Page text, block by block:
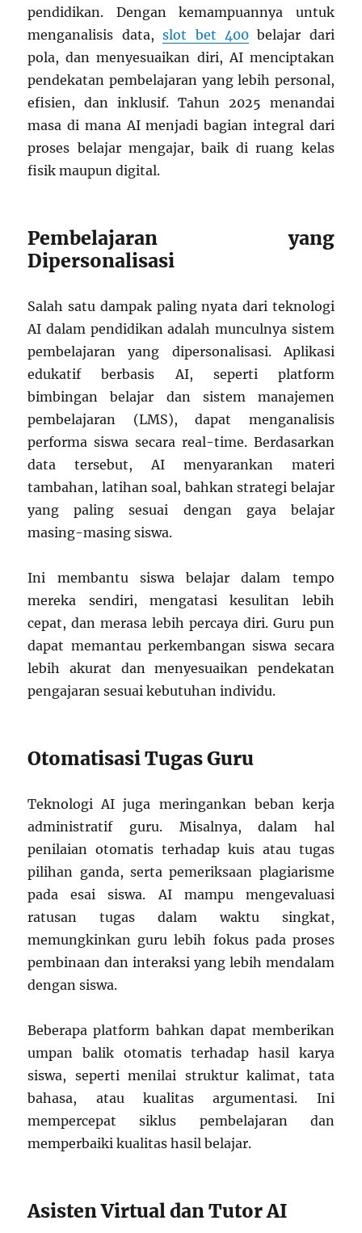
pendidikan. Dengan kemampuannya untuk
menganalisis data,slot bet 400belajar dari
pola, dan menyesuaikan diri, AI menciptakan
pendekatan pembelajaran yang lebih personal,
efisien, dan inklusif. Tahun 2025 menandai
masa di mana AI menjadi bagian integral dari
proses belajar mengajar, baik di ruang kelas
fisik maupun digital.
Pembelajaran yang
Dipersonalisasi
Salah satu dampak paling nyata dari teknologi
AI dalam pendidikan adalah munculnya sistem
pembelajaran yang dipersonalisasi. Aplikasi
edukatif berbasis AI, seperti platform
bimbingan belajar dan sistem manajemen
pembelajaran (LMS), dapat menganalisis
performa siswa secara real-time. Berdasarkan
data tersebut, AI menyarankan materi
tambahan, latihan soal, bahkan strategi belajar
yang paling sesuai dengan gaya belajar
masing-masing siswa.
Ini membantu siswa belajar dalam tempo
mereka sendiri, mengatasi kesulitan lebih
cepat, dan merasa lebih percaya diri. Guru pun
dapat memantau perkembangan siswa secara
lebih akurat dan menyesuaikan pendekatan
pengajaran sesuai kebutuhan individu.
Otomatisasi Tugas Guru
Teknologi AI juga meringankan beban kerja
administratif guru. Misalnya, dalam hal
penilaian otomatis terhadap kuis atau tugas
pilihan ganda, serta pemeriksaan plagiarisme
pada esai siswa. AI mampu mengevaluasi
ratusan tugas dalam waktu singkat,
memungkinkan guru lebih fokus pada proses
pembinaan dan interaksi yang lebih mendalam
dengan siswa.
Beberapa platform bahkan dapat memberikan
umpan balik otomatis terhadap hasil karya
siswa, seperti menilai struktur kalimat, tata
bahasa, atau kualitas argumentasi. Ini
mempercepat siklus pembelajaran dan
memperbaiki kualitas hasil belajar.
Asisten Virtual dan Tutor AI